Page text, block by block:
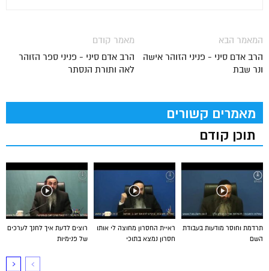
מאמר קודם
הרב אדם סיני - פניני ספר הזוהר
לאה ותורת הנסתר
המאמר הבא
הרב אדם סיני - פניני הזוהר אישה
ונר שבת
מאמרים קשורים
תוכן קודם
רוצים לדעת איך לחנך לערכים
של פנימיות
ראיית החסרון מחוצה לי אותו
חסרון נמצא בתוכי
תרדמת וחוסר מודעות בעבודת
השם